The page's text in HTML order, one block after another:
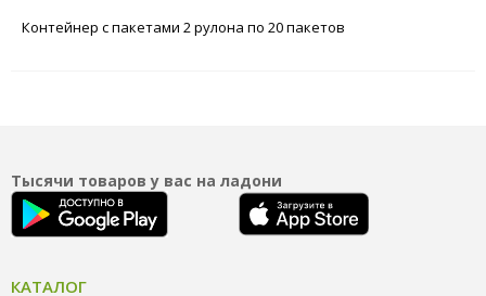
Контейнер с пакетами 2 рулона по 20 пакетов
Тысячи товаров у вас на ладони
КАТАЛОГ